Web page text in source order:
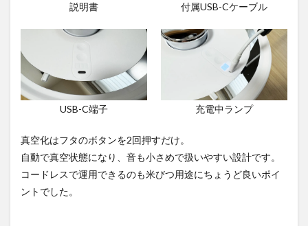
説明書 付属USB-Cケーブル
USB-C端子 充電中ランプ
真空化はフタのボタンを2回押すだけ。
自動で真空状態になり、音も小さめで扱いやすい設計です。
コードレスで運用できるのも米びつ用途にちょうど良いポイ
ントでした。